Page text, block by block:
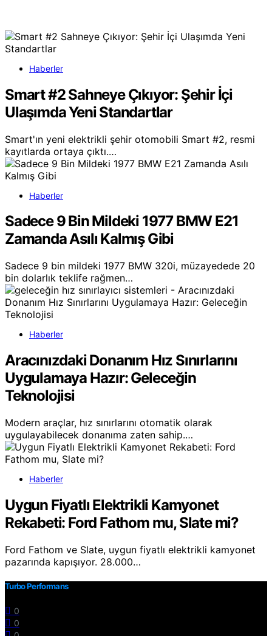
Haberler
Smart #2 Sahneye Çıkıyor: Şehir İçi
Ulaşımda Yeni Standartlar
Smart'ın yeni elektrikli şehir otomobili Smart #2, resmi
kayıtlarda ortaya çıktı.…
Haberler
Sadece 9 Bin Mildeki 1977 BMW E21
Zamanda Asılı Kalmış Gibi
Sadece 9 bin mildeki 1977 BMW 320i, müzayedede 20
bin dolarlık teklife rağmen…
Haberler
Aracınızdaki Donanım Hız Sınırlarını
Uygulamaya Hazır: Geleceğin
Teknolojisi
Modern araçlar, hız sınırlarını otomatik olarak
uygulayabilecek donanıma zaten sahip.…
Haberler
Uygun Fiyatlı Elektrikli Kamyonet
Rekabeti: Ford Fathom mu, Slate mi?
Ford Fathom ve Slate, uygun fiyatlı elektrikli kamyonet
pazarında kapışıyor. 28.000…
Turbo Performans
0
0